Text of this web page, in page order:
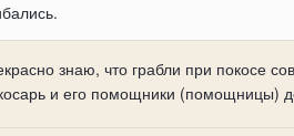
знаю, что грабли при покосе
и его помощники (помощницы)